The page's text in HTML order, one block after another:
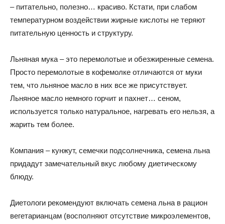
– питательно, полезно… красиво. Кстати, при слабом
температурном воздействии жирные кислоты не теряют
питательную ценность и структуру.
Льняная мука – это перемолотые и обезжиренные семена.
Просто перемолотые в кофемолке отличаются от муки
тем, что льняное масло в них все же присутствует.
Льняное масло немного горчит и пахнет… сеном,
используется только натуральное, нагревать его нельзя, а
жарить тем более.
Компания – кунжут, семечки подсолнечника, семена льна
придадут замечательный вкус любому диетическому
блюду.
Диетологи рекомендуют включать семена льна в рацион
вегетарианцам (восполняют отсутствие микроэлементов,